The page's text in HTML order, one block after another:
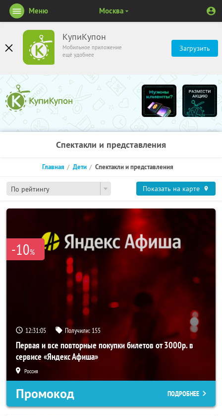
КупиКупон
Мобильное приложение
ещё удобнее
Загрузить
Меню Москва
Спектакли и представления
По рейтингу
Главная Дети Спектакли и представления
Показать на карте
-10%
12:31:05 Получили: 155
Первая и все повторные покупки билетов от 3000р. в
сервисе «Яндекс Афиша»
Россия
Промокод ПОДРОБНЕЕ